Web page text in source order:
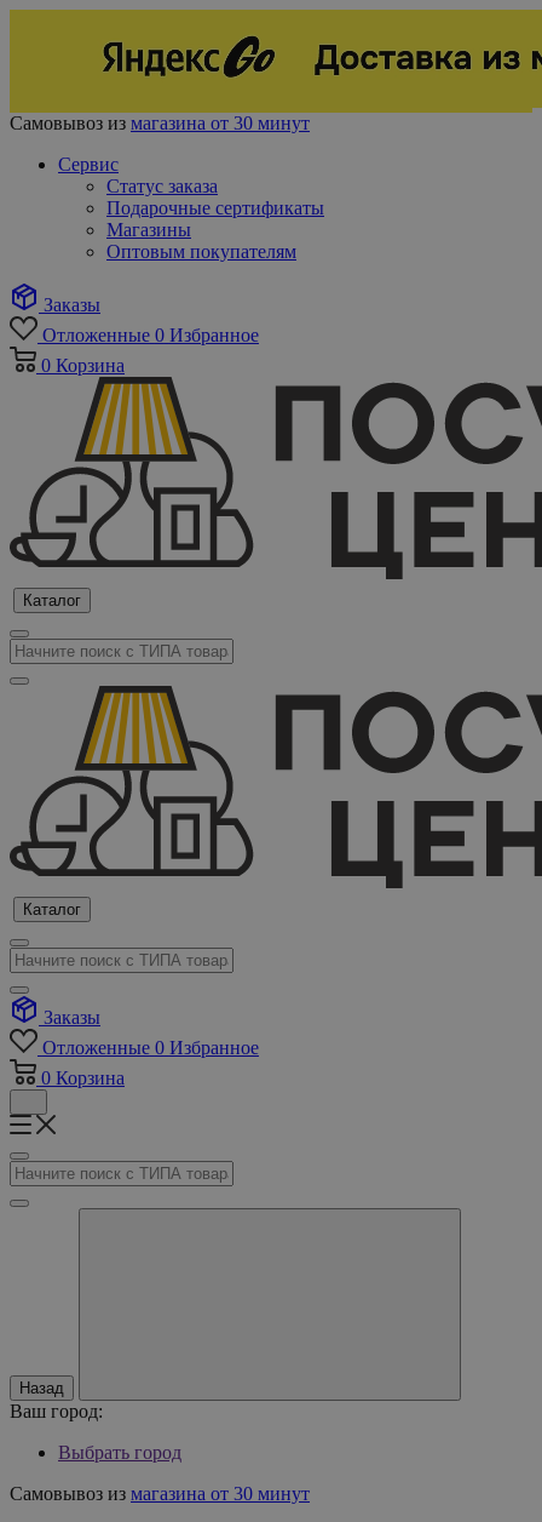
Самовывоз из магазина от 30 минут
Сервис
Статус заказа
Подарочные сертификаты
Магазины
Оптовым покупателям
Заказы
Отложенные 0 Избранное
0 Корзина
Каталог
Каталог
Заказы
Отложенные 0 Избранное
0 Корзина
Назад
Ваш город:
Выбрать город
Самовывоз из магазина от 30 минут